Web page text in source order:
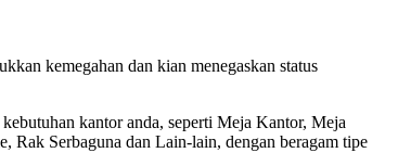
kemegahan dan kian menegaskan status
kantor anda, seperti Meja Kantor, Meja
Serbaguna dan Lain-lain, dengan beragam tipe